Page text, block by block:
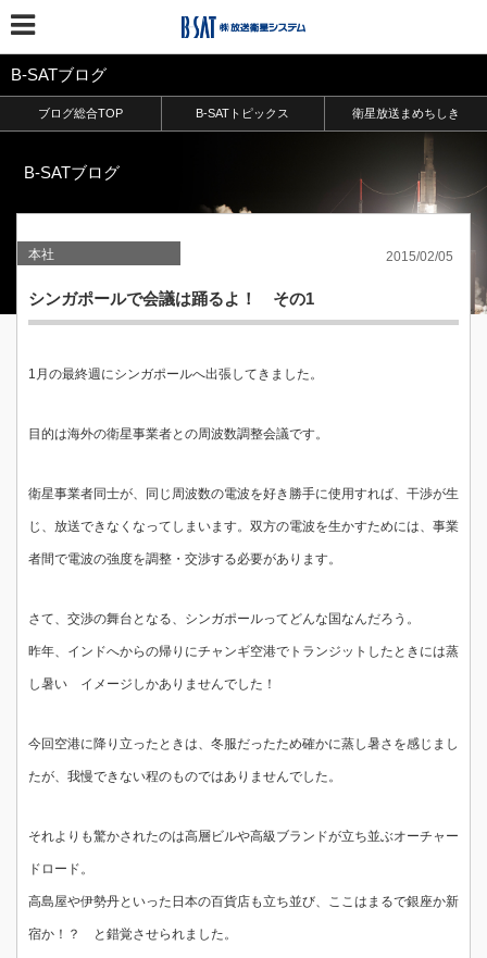
B-SATブログ
ブログ総合TOP B-SATトピックス 衛星放送まめちしき
B-SATブログ
本社 2015/02/05
シンガポールで会議は踊るよ！ その1
1月の最終週にシンガポールへ出張してきました。
目的は海外の衛星事業者との周波数調整会議です。
衛星事業者同士が、同じ周波数の電波を好き勝手に使用すれば、干渉が生
じ、放送できなくなってしまいます。双方の電波を生かすためには、事業
者間で電波の強度を調整・交渉する必要があります。
さて、交渉の舞台となる、シンガポールってどんな国なんだろう。
昨年、インドへからの帰りにチャンギ空港でトランジットしたときには蒸
し暑い イメージしかありませんでした！
今回空港に降り立ったときは、冬服だったため確かに蒸し暑さを感じまし
たが、我慢できない程のものではありませんでした。
それよりも驚かされたのは高層ビルや高級ブランドが立ち並ぶオーチャー
ドロード。
高島屋や伊勢丹といった日本の百貨店も立ち並び、ここはまるで銀座か新
宿か！？ と錯覚させられました。